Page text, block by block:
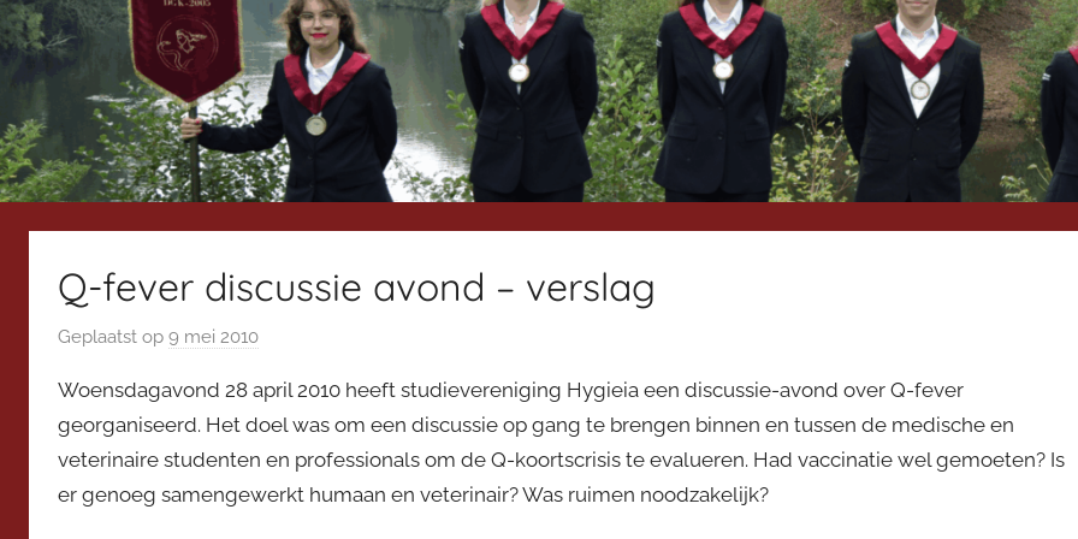
Q-fever discussie avond – verslag
Geplaatst op 9 mei 2010
o
r
V
i
Woensdagavond 28 april 2010 heeft studievereniging Hygieia een discussie-avond over Q-fever
georganiseerd. Het doel was om een discussie op gang te brengen binnen en tussen de medische en
veterinaire studenten en professionals om de Q-koortscrisis te evalueren. Had vaccinatie wel gemoeten? Is
er genoeg samengewerkt humaan en veterinair? Was ruimen noodzakelijk?